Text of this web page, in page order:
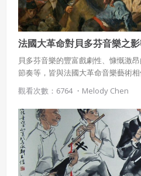
法國大革命對貝多芬音樂之
貝多芬音樂的豐富戲劇性、慷慨激
節奏等，皆與法國大革命音樂藝術相
《艾格蒙序曲》、《克里奧蘭序曲
聞拿破崙稱帝而在盛怒之下所撕毀
示出法國大革命對貝多芬的影響。
觀看次數：6764 ・ Melody Chen